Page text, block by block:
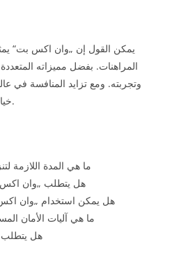
يمكن القول إن „وان اكس بت“
المراهنات. بفضل مميزاته
وتجربته. ومع تزايد المنافسة في
خيارًا متميزًا يحقق لك كل ما تريده.
ما هي المدة اللازمة
هل يتطلب „وان اكس
هل يمكن استخدام „وان اكس
ما هي آليات الأمان
هل يتطلب